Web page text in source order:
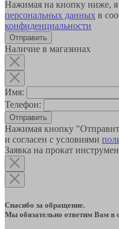
Нажимая на кнопку ниже,
персональных данных в
конфиденциальности
Наличие в магазинах
Имя:
Телефон:
Отправить
Нажимая кнопку
и согласен с условиями
Заявка на прокат
Спасибо за обращение.
Мы обязательно ответим Вам в